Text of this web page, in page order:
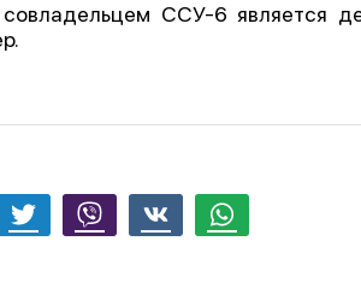
ССУ-6 является
Twitter Viber Whatsapp